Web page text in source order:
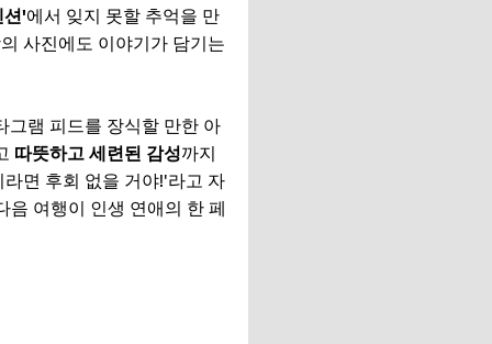
션'에서 잊지 못할 추억을 만
사진에도 이야기가 담기는
그램 피드를 장식할 만한 아
따뜻하고 세련된 감성까지
면 후회 없을 거야!'라고 자
음 여행이 인생 연애의 한 페